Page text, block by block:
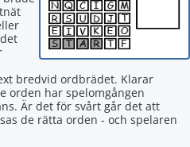
bredvid ordbrädet. Klarar
orden har spelomgången
Är det för svårt går det att
de rätta orden - och spelaren